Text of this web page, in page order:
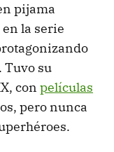
pijama
la serie
Tuvo su
con películas
pero nunca